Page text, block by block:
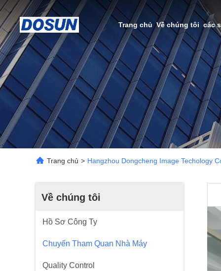
Trang chủ Về chúng tôi các
Trang chủ > Hangzhou Dongcheng Image Techology
Về chúng tôi
Hồ Sơ Công Ty
Chuyến Tham Quan Nhà Máy
Quality Control